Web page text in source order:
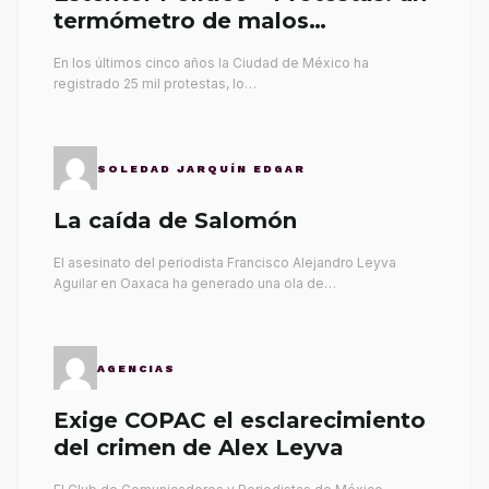
termómetro de malos
En los últimos cinco años la Ciudad de México ha
registrado 25 mil protestas, lo…
SOLEDAD JARQUÍN EDGAR
La caída de Salomón
El asesinato del periodista Francisco Alejandro Leyva
Aguilar en Oaxaca ha generado una ola de…
AGENCIAS
Exige COPAC el esclarecimiento
del crimen de Alex Leyva